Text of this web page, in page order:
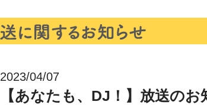
2023/04/07
【あなたも、DJ！】放送の